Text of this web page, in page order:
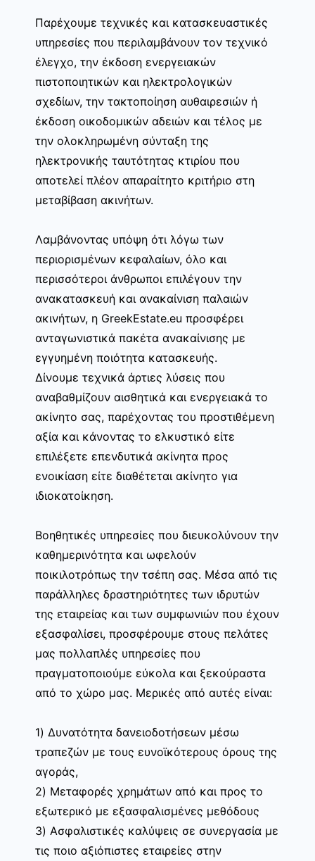
Παρέχουμε τεχνικές και κατασκευαστικές
υπηρεσίες που περιλαμβάνουν τον τεχνικό
έλεγχο, την έκδοση ενεργειακών
πιστοποιητικών και ηλεκτρολογικών
σχεδίων, την τακτοποίηση αυθαιρεσιών ή
έκδοση οικοδομικών αδειών και τέλος με
την ολοκληρωμένη σύνταξη της
ηλεκτρονικής ταυτότητας κτιρίου που
αποτελεί πλέον απαραίτητο κριτήριο στη
μεταβίβαση ακινήτων.
Λαμβάνοντας υπόψη ότι λόγω των
περιορισμένων κεφαλαίων, όλο και
περισσότεροι άνθρωποι επιλέγουν την
ανακατασκευή και ανακαίνιση παλαιών
ακινήτων, η GreekEstate.eu προσφέρει
ανταγωνιστικά πακέτα ανακαίνισης με
εγγυημένη ποιότητα κατασκευής.
Δίνουμε τεχνικά άρτιες λύσεις που
αναβαθμίζουν αισθητικά και ενεργειακά το
ακίνητο σας, παρέχοντας του προστιθέμενη
αξία και κάνοντας το ελκυστικό είτε
επιλέξετε επενδυτικά ακίνητα προς
ενοικίαση είτε διαθέτεται ακίνητο για
ιδιοκατοίκηση.
Βοηθητικές υπηρεσίες που διευκολύνουν την
καθημερινότητα και ωφελούν
ποικιλοτρόπως την τσέπη σας. Μέσα από τις
παράλληλες δραστηριότητες των ιδρυτών
της εταιρείας και των συμφωνιών που έχουν
εξασφαλίσει, προσφέρουμε στους πελάτες
μας πολλαπλές υπηρεσίες που
πραγματοποιούμε εύκολα και ξεκούραστα
από το χώρο μας. Μερικές από αυτές είναι:
1) Δυνατότητα δανειοδοτήσεων μέσω
τραπεζών με τους ευνοϊκότερους όρους της
αγοράς,
2) Μεταφορές χρημάτων από και προς το
εξωτερικό με εξασφαλισμένες μεθόδους
3) Ασφαλιστικές καλύψεις σε συνεργασία με
τις ποιο αξιόπιστες εταιρείες στην